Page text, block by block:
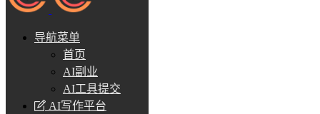
导航菜单
首页
AI副业
AI工具提交
AI写作平台